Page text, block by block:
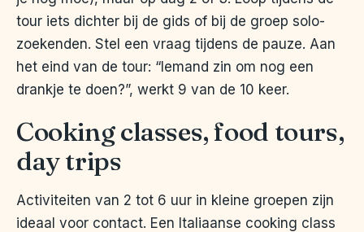
tour iets dichter bij de gids of bij de groep solo-
zoekenden. Stel een vraag tijdens de pauze. Aan
het eind van de tour: “Iemand zin om nog een
drankje te doen?”, werkt 9 van de 10 keer.
Cooking classes, food tours,
day trips
Activiteiten van 2 tot 6 uur in kleine groepen zijn
ideaal voor contact. Een Italiaanse cooking class